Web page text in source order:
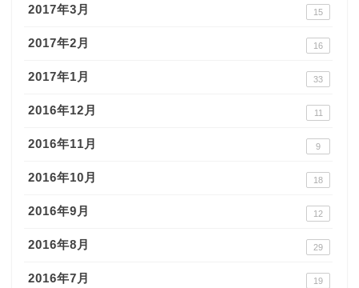
2017年3月 15
2017年2月 16
2017年1月 33
2016年12月 11
2016年11月 9
2016年10月 18
2016年9月 12
2016年8月 29
2016年7月 19